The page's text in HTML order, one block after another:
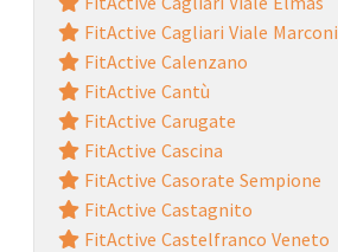
FitActive Cagliari Viale Marconi
FitActive Calenzano
FitActive Cantù
FitActive Carugate
FitActive Cascina
FitActive Casorate Sempione
FitActive Castagnito
FitActive Castelfranco Veneto